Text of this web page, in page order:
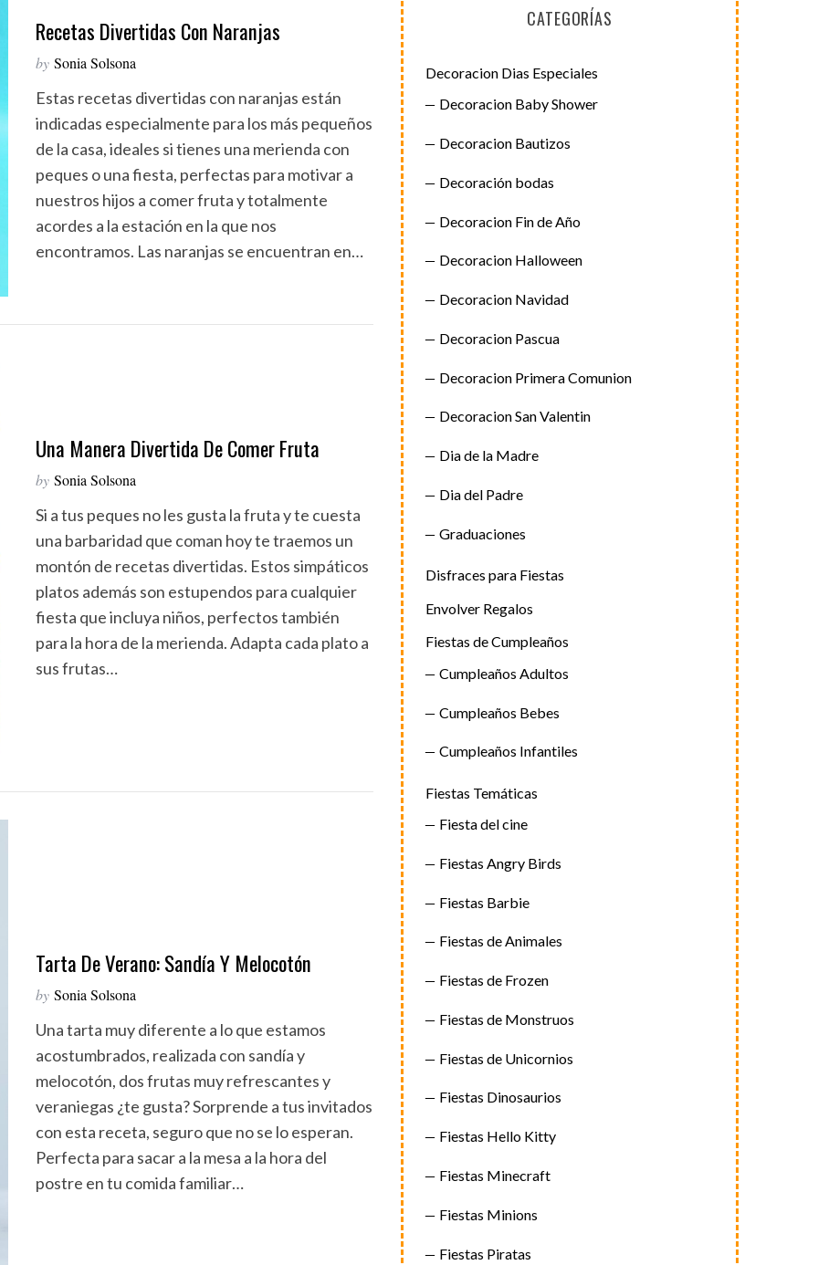
Recetas Divertidas Con Naranjas
by Sonia Solsona
Estas recetas divertidas con naranjas están
indicadas especialmente para los más pequeños
de la casa, ideales si tienes una merienda con
peques o una fiesta, perfectas para motivar a
nuestros hijos a comer fruta y totalmente
acordes a la estación en la que nos
encontramos. Las naranjas se encuentran en…
Una Manera Divertida De Comer Fruta
by Sonia Solsona
Si a tus peques no les gusta la fruta y te cuesta
una barbaridad que coman hoy te traemos un
montón de recetas divertidas. Estos simpáticos
platos además son estupendos para cualquier
fiesta que incluya niños, perfectos también
para la hora de la merienda. Adapta cada plato a
sus frutas…
Tarta De Verano: Sandía Y Melocotón
by Sonia Solsona
Una tarta muy diferente a lo que estamos
acostumbrados, realizada con sandía y
melocotón, dos frutas muy refrescantes y
veraniegas ¿te gusta? Sorprende a tus invitados
con esta receta, seguro que no se lo esperan.
Perfecta para sacar a la mesa a la hora del
postre en tu comida familiar…
CATEGORÍAS
Decoracion Dias Especiales
Decoracion Baby Shower
Decoracion Bautizos
Decoración bodas
Decoracion Fin de Año
Decoracion Halloween
Decoracion Navidad
Decoracion Pascua
Decoracion Primera Comunion
Decoracion San Valentin
Dia de la Madre
Dia del Padre
Graduaciones
Disfraces para Fiestas
Envolver Regalos
Fiestas de Cumpleaños
Cumpleaños Adultos
Cumpleaños Bebes
Cumpleaños Infantiles
Fiestas Temáticas
Fiesta del cine
Fiestas Angry Birds
Fiestas Barbie
Fiestas de Animales
Fiestas de Frozen
Fiestas de Monstruos
Fiestas de Unicornios
Fiestas Dinosaurios
Fiestas Hello Kitty
Fiestas Minecraft
Fiestas Minions
Fiestas Piratas